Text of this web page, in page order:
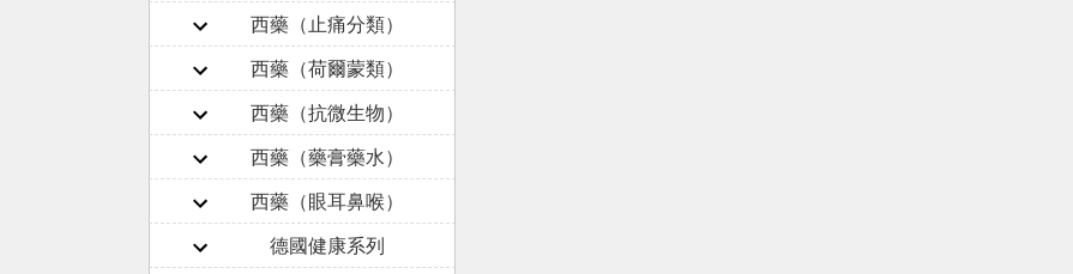
西藥（止痛分類）
西藥（荷爾蒙類）
西藥（抗微生物）
西藥（藥膏藥水）
西藥（眼耳鼻喉）
德國健康系列